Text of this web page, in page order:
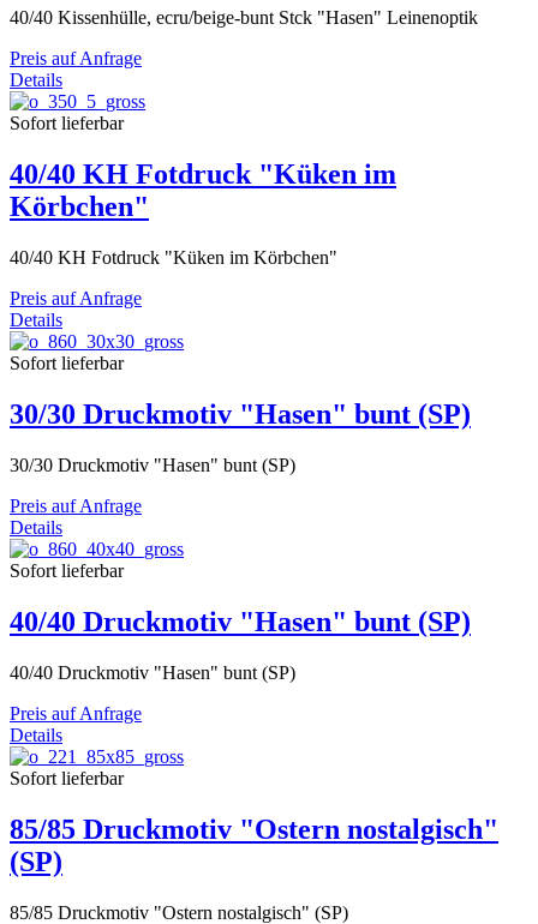
40/40 Kissenhülle, ecru/beige-bunt Stck "Hasen" Leinenoptik
Preis auf Anfrage
Details
Sofort lieferbar
40/40 KH Fotdruck "Küken im
Körbchen"
40/40 KH Fotdruck "Küken im Körbchen"
Preis auf Anfrage
Details
Sofort lieferbar
30/30 Druckmotiv "Hasen" bunt (SP)
30/30 Druckmotiv "Hasen" bunt (SP)
Preis auf Anfrage
Details
Sofort lieferbar
40/40 Druckmotiv "Hasen" bunt (SP)
40/40 Druckmotiv "Hasen" bunt (SP)
Preis auf Anfrage
Details
Sofort lieferbar
85/85 Druckmotiv "Ostern nostalgisch"
(SP)
85/85 Druckmotiv "Ostern nostalgisch" (SP)